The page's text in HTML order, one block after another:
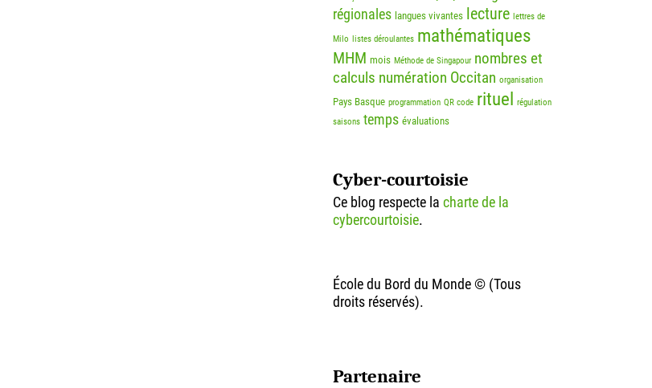
régionales langues vivantes lecture lettres de
Milo listes déroulantes mathématiques
MHM mois Méthode de Singapour nombres et
calculs numération Occitan organisation
Pays Basque programmation QR code rituel
régulation
saisons temps évaluations
Cyber-courtoisie
Ce blog respecte la charte de la
cybercourtoisie.
École du Bord du Monde © (Tous
droits réservés).
Partenaire